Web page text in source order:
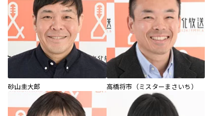
砂山圭大郎 高橋将市（ミスターまさいち）